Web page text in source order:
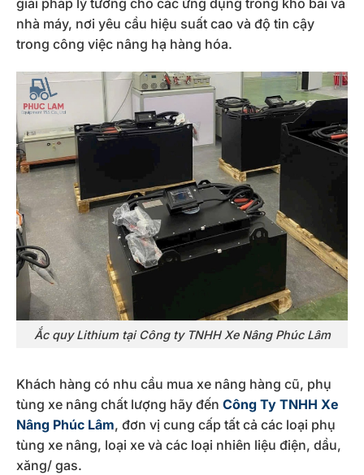
giải pháp lý tưởng cho các ứng dụng trong kho bãi và
nhà máy, nơi yêu cầu hiệu suất cao và độ tin cậy
trong công việc nâng hạ hàng hóa.
Ắc quy Lithium tại Công ty TNHH Xe Nâng Phúc Lâm
Khách hàng có nhu cầu mua xe nâng hàng cũ, phụ
tùng xe nâng chất lượng hãy đến Công Ty TNHH Xe
Nâng Phúc Lâm, đơn vị cung cấp tất cả các loại phụ
tùng xe nâng, loại xe và các loại nhiên liệu điện, dầu,
xăng/ gas.